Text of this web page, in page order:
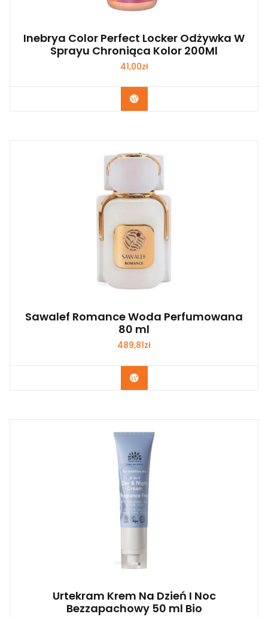
Inebrya Color Perfect Locker Odżywka W
Sprayu Chroniąca Kolor 200Ml
41,00zł
Zobacz
Sawalef Romance Woda Perfumowana
80 ml
489,81zł
Zobacz
Urtekram Krem Na Dzień I Noc
Bezzapachowy 50 ml Bio